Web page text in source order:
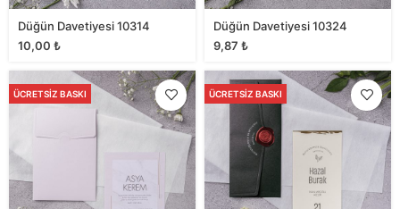
Düğün Davetiyesi 10314
10,00 ₺
Düğün Davetiyesi 10324
9,87 ₺
ÜCRETSIZ BASKI ÜCRETSIZ BASKI